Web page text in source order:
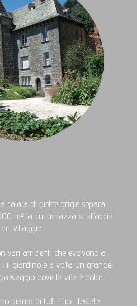
calata di pietre grigie separa
m² la cui terrazza si affaccia
villaggio.
vari ambienti che evolvono a
; il giardino è a volta un grande
dove la vita è dolce.
piante di tutti i tipi, l’estate